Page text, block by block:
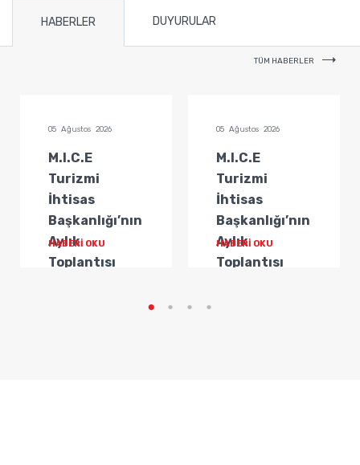
HABERLER DUYURULAR
TÜM HABERLER
05 Ağustos 2026
M.I.C.E
Turizmi
İhtisas
Başkanlığı’nın
Aylık
Toplantısı
HABERİ OKU
05 Ağustos 2026
M.I.C.E
Turizmi
İhtisas
Başkanlığı’nın
Aylık
Toplantısı
HABERİ OKU